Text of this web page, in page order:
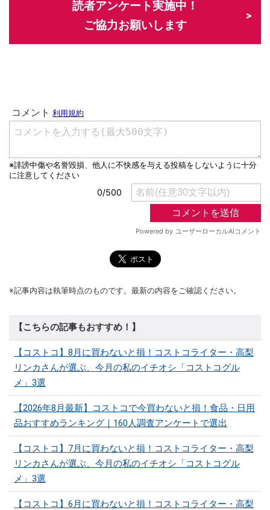
読者アンケート実施中！
ご協力お願いします
※記事内容は執筆時点のものです。最新の内容をご確認ください。
【こちらの記事もおすすめ！】
【コストコ】8月に買わないと損！コストコライター・高梨
リンカさんが選ぶ、今月の私のイチオシ「コストコグル
メ」3選
【2026年8月最新】コストコで今買わないと損！食品・日用
品おすすめランキング｜160人調査アンケートで選出
【コストコ】7月に買わないと損！コストコライター・高梨
リンカさんが選ぶ、今月の私のイチオシ「コストコグル
メ」3選
【コストコ】6月に買わないと損！コストコライター・高梨